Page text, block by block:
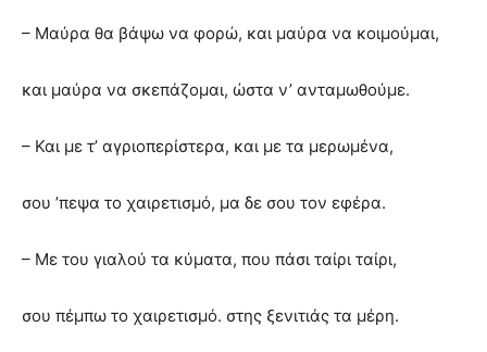
– Μαύρα θα βάψω να φορώ, και μαύρα να κοιμούμαι,
και μαύρα να σκεπάζομαι, ώστα ν’ ανταμωθούμε.
– Και με τ’ αγριοπερίστερα, και με τα μερωμένα,
σου ’πεψα το χαιρετισμό, μα δε σου τον εφέρα.
– Με του γιαλού τα κύματα, που πάσι ταίρι ταίρι,
σου πέμπω το χαιρετισμό. στης ξενιτιάς τα μέρη.